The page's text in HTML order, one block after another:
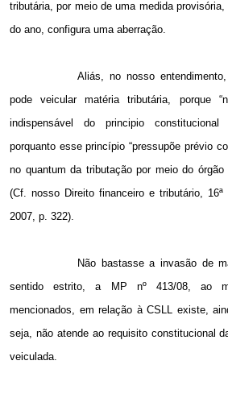
tributária, por meio de uma medida
do ano, configura uma aberração.
Aliás, no nosso
pode veicular matéria tributária, porque
indispensável do principio constitucional
porquanto esse princípio “pressupõe prévio
no quantum da tributação por meio do órgão
(Cf. nosso Direito financeiro e tributário,
2007, p. 322).
Não bastasse a invasão de
sentido estrito, a MP nº 413/08, ao
mencionados, em relação à CSLL existe,
seja, não atende ao requisito constitucional
veiculada.